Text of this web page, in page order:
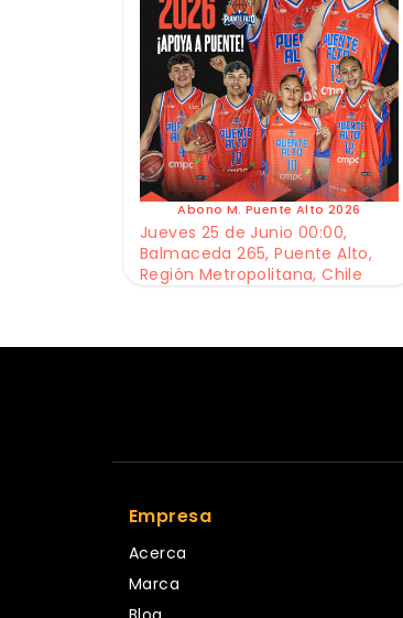
Abono M. Puente Alto 2026
Jueves 25 de Junio 00:00,
Balmaceda 265, Puente Alto,
Región Metropolitana, Chile
Empresa
Acerca
Marca